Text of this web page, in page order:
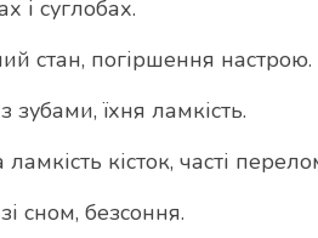
і суглобах.
стан, погіршення настрою.
їхня ламкість.
кісток, часті
сном, безсоння.